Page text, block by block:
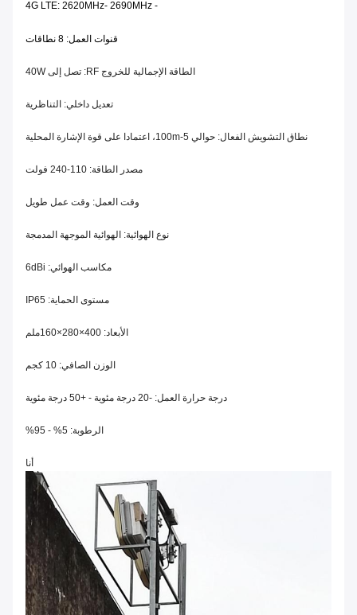
- 4G LTE: 2620MHz- 2690MHz
قنوات العمل: 8 نطاقات
الطاقة الإجمالية للخروج RF: تصل إلى 40W
تعديل داخلي: التناظرية
نطاق التشويش الفعال: حوالي 5-100m، اعتمادا على قوة الإشارة المحلية
مصدر الطاقة: 110-240 فولت
وقت العمل: وقت عمل طويل
نوع الهوائية: الهوائية الموجهة المدمجة
مكاسب الهوائي: 6dBi
مستوى الحماية: IP65
الأبعاد: 400×280×160ملم
الوزن الصافي: 10 كجم
درجة حرارة العمل: -20 درجة مئوية - +50 درجة مئوية
الرطوبة: 5% - 95%
أنا